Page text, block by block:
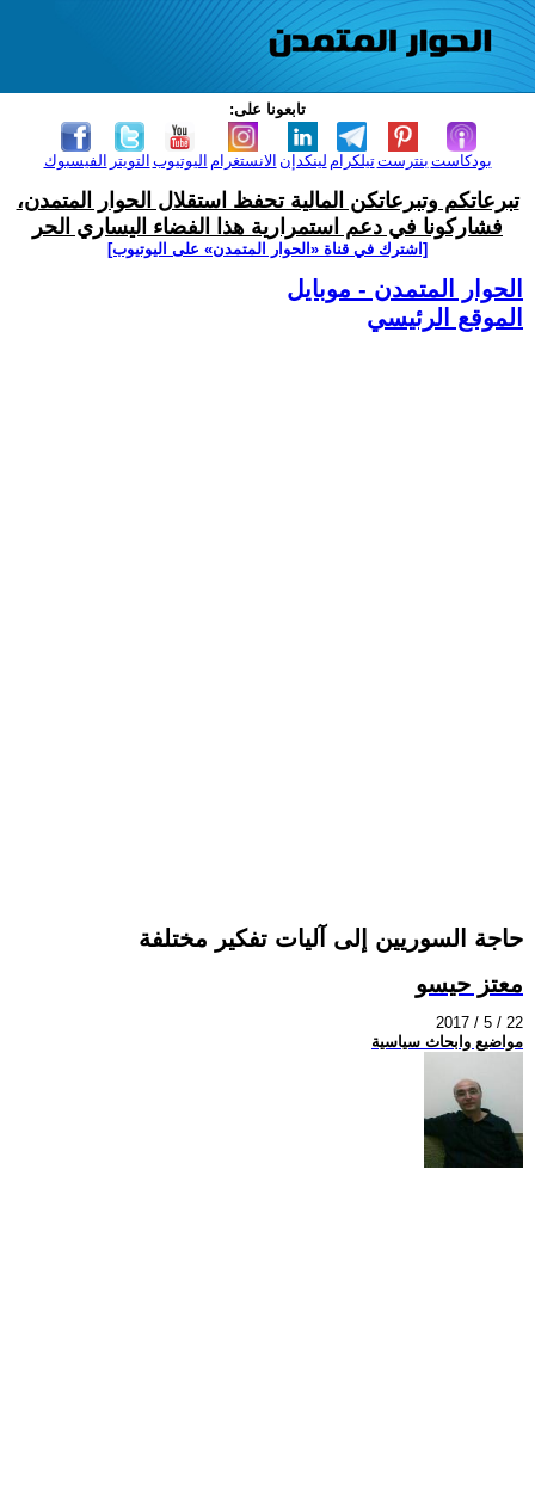
تابعونا على:
الفيسبوك التويتر اليوتيوب الانستغرام لينكدإن تيلكرامبنترست بودكاست
تبرعاتكم وتبرعاتكن المالية تحفظ استقلال الحوار المتمدن،
فشاركونا في دعم استمرارية هذا الفضاء اليساري الحر
[اشترك في قناة ‫«الحوار المتمدن» على اليوتيوب]
الحوار المتمدن - موبايل
الموقع الرئيسي
حاجة السوريين إلى آليات تفكير مختلفة
معتز حيسو
2017 / 5 / 22
مواضيع وابحاث سياسية